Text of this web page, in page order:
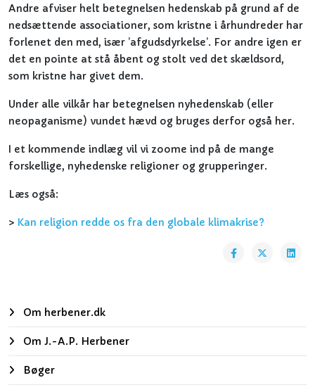
Andre afviser helt betegnelsen hedenskab på grund af de
nedsættende associationer, som kristne i århundreder har
forlenet den med, især ’afgudsdyrkelse’. For andre igen er
det en pointe at stå åbent og stolt ved det skældsord,
som kristne har givet dem.
Under alle vilkår har betegnelsen nyhedenskab (eller
neopaganisme) vundet hævd og bruges derfor også her.
I et kommende indlæg vil vi zoome ind på de mange
forskellige, nyhedenske religioner og grupperinger.
Læs også:
> Kan religion redde os fra den globale klimakrise?
Om herbener.dk
Om J.-A.P. Herbener
Bøger